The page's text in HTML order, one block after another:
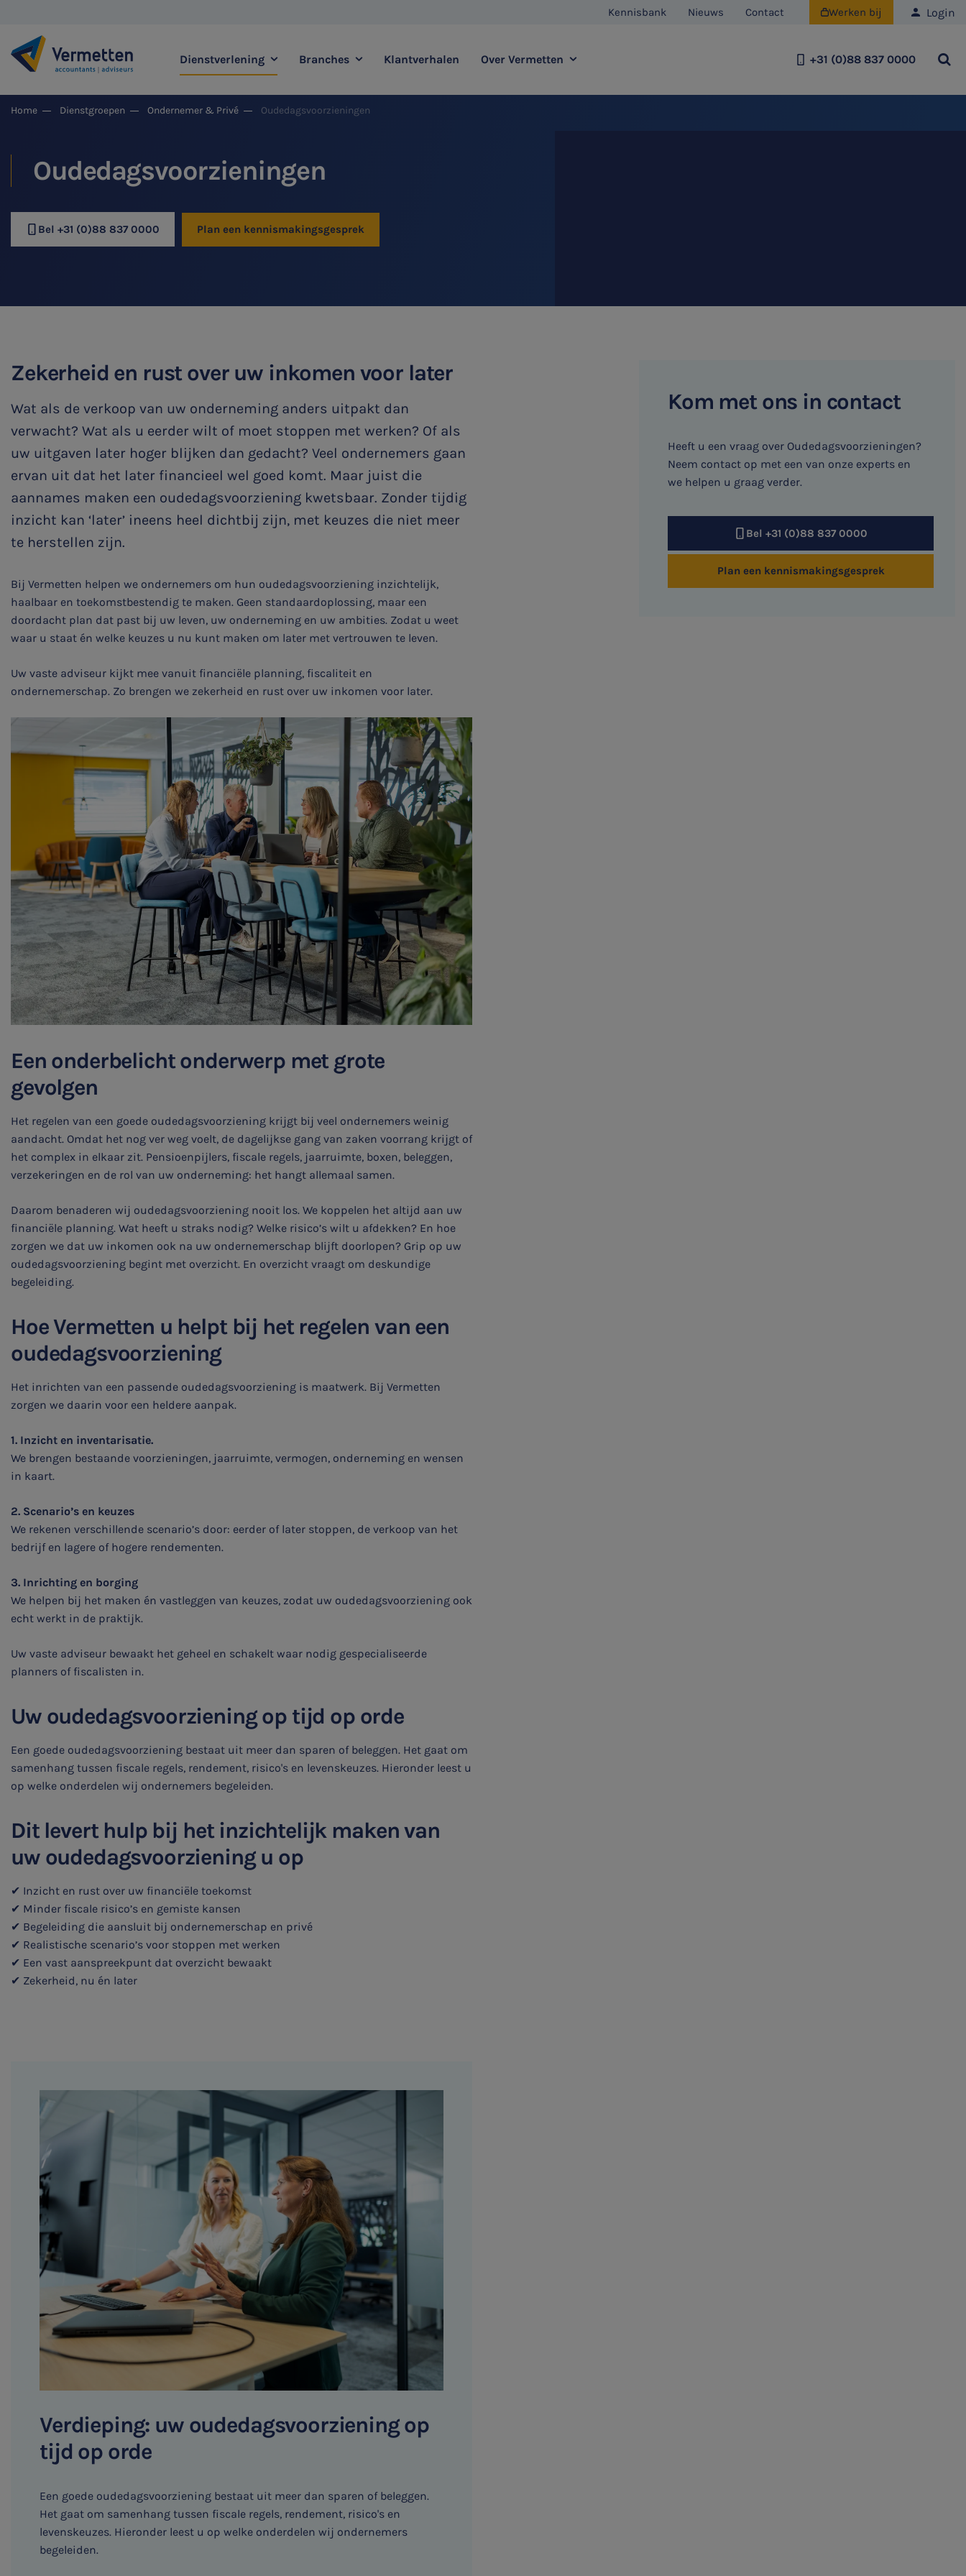
Kennisbank Nieuws Contact Werken bij Login
|
Dienstverlening
Meest gezochte thema's
Corporate Finance
Ondernemer & Privé
Bekijk alle diensten
Branches
E-commerce
Klantverhalen Over Vermetten +31 (0)88 837 0000 
SNEL UW ANTWOORD VINDEN
Zonder gedoe
Typ hieronder uw zoekterm
Meest gezochte onderwerpen
Jaarrekening controle
E-commerce
Ondernemer en privé
HR Advies
Agro
Vacatures
Home Dienstgroepen Ondernemer & Privé Oudedagsvoorzieningen
Oudedagsvoorzieningen
Bel +31 (0)88 837 0000 Plan een kennismakingsgesprek
Zekerheid en rust over uw inkomen voor later
Wat als de verkoop van uw onderneming anders uitpakt dan
verwacht? Wat als u eerder wilt of moet stoppen met werken? Of als
uw uitgaven later hoger blijken dan gedacht? Veel ondernemers gaan
ervan uit dat het later financieel wel goed komt. Maar juist die
aannames maken een oudedagsvoorziening kwetsbaar. Zonder tijdig
inzicht kan ‘later’ ineens heel dichtbij zijn, met keuzes die niet meer
te herstellen zijn.
Bij Vermetten helpen we ondernemers om hun oudedagsvoorziening inzichtelijk,
haalbaar en toekomstbestendig te maken. Geen standaardoplossing, maar een
doordacht plan dat past bij uw leven, uw onderneming en uw ambities. Zodat u weet
waar u staat én welke keuzes u nu kunt maken om later met vertrouwen te leven.
Uw vaste adviseur kijkt mee vanuit financiële planning, fiscaliteit en
ondernemerschap. Zo brengen we zekerheid en rust over uw inkomen voor later.
Een onderbelicht onderwerp met grote
gevolgen
Het regelen van een goede oudedagsvoorziening krijgt bij veel ondernemers weinig
aandacht. Omdat het nog ver weg voelt, de dagelijkse gang van zaken voorrang krijgt of
het complex in elkaar zit. Pensioenpijlers, fiscale regels, jaarruimte, boxen, beleggen,
verzekeringen en de rol van uw onderneming: het hangt allemaal samen.
Daarom benaderen wij oudedagsvoorziening nooit los. We koppelen het altijd aan uw
financiële planning. Wat heeft u straks nodig? Welke risico’s wilt u afdekken? En hoe
zorgen we dat uw inkomen ook na uw ondernemerschap blijft doorlopen? Grip op uw
oudedagsvoorziening begint met overzicht. En overzicht vraagt om deskundige
begeleiding.
Hoe Vermetten u helpt bij het regelen van een
oudedagsvoorziening
Het inrichten van een passende oudedagsvoorziening is maatwerk. Bij Vermetten
zorgen we daarin voor een heldere aanpak.
1. Inzicht en inventarisatie.
We brengen bestaande voorzieningen, jaarruimte, vermogen, onderneming en wensen
in kaart.
2. Scenario’s en keuzes
We rekenen verschillende scenario’s door: eerder of later stoppen, de verkoop van het
bedrijf en lagere of hogere rendementen.
3. Inrichting en borging
We helpen bij het maken én vastleggen van keuzes, zodat uw oudedagsvoorziening ook
echt werkt in de praktijk.
Uw vaste adviseur bewaakt het geheel en schakelt waar nodig gespecialiseerde
planners of fiscalisten in.
Uw oudedagsvoorziening op tijd op orde
Een goede oudedagsvoorziening bestaat uit meer dan sparen of beleggen. Het gaat om
samenhang tussen fiscale regels, rendement, risico's en levenskeuzes. Hieronder leest u
op welke onderdelen wij ondernemers begeleiden.
Dit levert hulp bij het inzichtelijk maken van
uw oudedagsvoorziening u op
✔ Inzicht en rust over uw financiële toekomst
✔ Minder fiscale risico’s en gemiste kansen
✔ Begeleiding die aansluit bij ondernemerschap en privé
✔ Realistische scenario’s voor stoppen met werken
✔ Een vast aanspreekpunt dat overzicht bewaakt
✔ Zekerheid, nu én later
Verdieping: uw oudedagsvoorziening op
tijd op orde
Een goede oudedagsvoorziening bestaat uit meer dan sparen of beleggen.
Het gaat om samenhang tussen fiscale regels, rendement, risico's en
levenskeuzes. Hieronder leest u op welke onderdelen wij ondernemers
begeleiden.
Kom met ons in contact
Heeft u een vraag over Oudedagsvoorzieningen?
Neem contact op met een van onze experts en
we helpen u graag verder.
Bel +31 (0)88 837 0000
Plan een kennismakingsgesprek